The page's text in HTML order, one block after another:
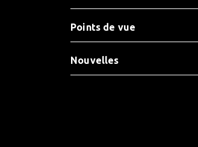
Points de vue
Nouvelles